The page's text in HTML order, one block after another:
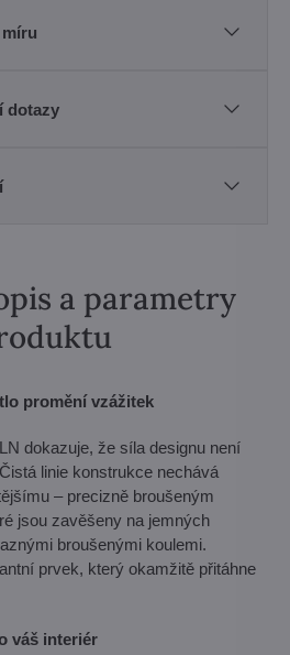
dotazy
a parametry
promění vzážitek
dokazuje, že síla designu není
linie konstrukce nechává
– precizně broušeným
jsou zavěšeny na jemných
broušenými koulemi.
prvek, který okamžitě přitáhne
váš interiér